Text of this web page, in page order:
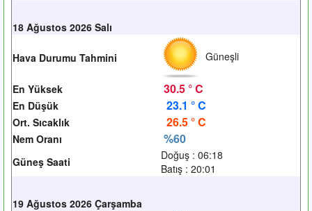
18 Ağustos 2026 Salı
Hava Durumu Tahmini Güneşli
En Yüksek 30.5 ° C
En Düşük 23.1 ° C
Ort. Sıcaklık 26.5 ° C
Nem Oranı %60
Güneş Saati
Doğuş : 06:18
Batış : 20:01
19 Ağustos 2026 Çarşamba